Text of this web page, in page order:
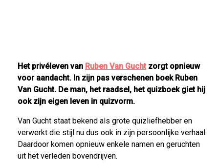
Het privéleven van Ruben Van Gucht zorgt opnieuw
voor aandacht. In zijn pas verschenen boek Ruben
Van Gucht. De man, het raadsel, het quizboek giet hij
ook zijn eigen leven in quizvorm.
Van Gucht staat bekend als grote quizliefhebber en
verwerkt die stijl nu dus ook in zijn persoonlijke verhaal.
Daardoor komen opnieuw enkele namen en geruchten
uit het verleden bovendrijven.